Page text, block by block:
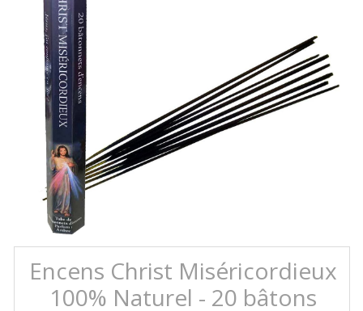
Encens Christ Miséricordieux
100% Naturel - 20 bâtons